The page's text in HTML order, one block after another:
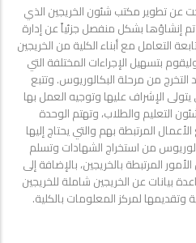
عن تطوير مكتب شئون الخريجين الذي
تم إنشاؤها بشكل منفصل جزئياً عن إدارة
التعامل مع أبناء الكلية من الخريجين
بتسهيل الإجراءات المختلفة التي
من مرحلة البكالوريوس. وتتبع
الإشراف عليها وتوجيه العمل بها
التعليم والطلاب، وتهتم الوحدة
المرتبطة بهم والتي يحتاج إليها
من استخراج الشهادات وتسلم
المرتبطة بالخريجين، بالإضافة إلى
بيانات عن الخريجين شاملة للخريجين
وتقديمها لمركز المعلومات بالكلية.